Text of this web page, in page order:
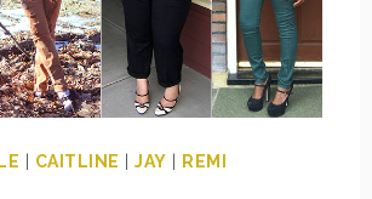
CAITLINE |JAY REMI